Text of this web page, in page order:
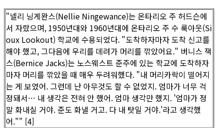
"넬리 닝게완스(Nellie Ningewance)는 온타리오 주 허드슨에
서 자랐으며, 1950년대와 1960년대에 온타리오 주 수 룩아웃(Si
oux Lookout) 학교에 수용되었다. "도착하자마자 도착 신고를
해야 했고, 그다음에 우리를 데려가 머리를 깎았어요." 버니스 잭
스(Bernice Jacks)는 노스웨스트 준주에 있는 학교에 도착하자
마자 머리를 깎았을 때 매우 두려워했다. "내 머리카락이 떨어지
는 게 보였어. 그런데 난 아무것도 할 수 없었지. 엄마가 너무 걱
정돼서… 내 생각은 전혀 안 했어. 엄마 생각만 했지. '엄마가 정
말 화내실 거야. 준도 화낼 거고. 다 내 탓일 거야.'라고 생각했
어."" [4]